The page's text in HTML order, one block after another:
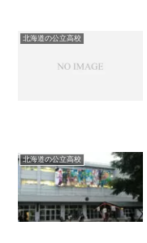
北海道の公立高校
北海道の公立高校